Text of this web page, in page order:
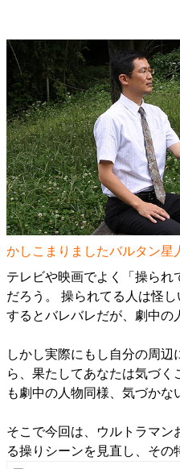
かしこまりましたバルタン星
テレビや映画でよく「操られ
だろう。 操られてる人は怪
するとバレバレだが、劇中の
しかし実際にもし自分の周
ら、果たしてあなたは気づく
も劇中の人物同様、気づかな
そこで今回は、ウルトラマン
る操りシーンを見直し、その